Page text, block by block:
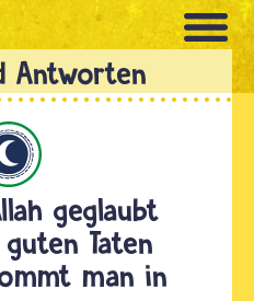
geglaubt
Taten
man in